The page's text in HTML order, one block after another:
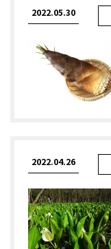
2022.05.30
2022.04.26